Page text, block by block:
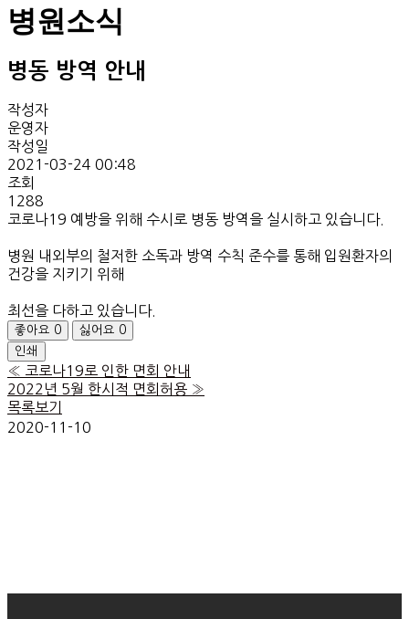
병원소식
병동 방역 안내
작성자
운영자
작성일
2021-03-24 00:48
조회
1288
코로나19 예방을 위해 수시로 병동 방역을 실시하고 있습니다.
병원 내외부의 철저한 소독과 방역 수칙 준수를 통해 입원환자의
건강을 지키기 위해
최선을 다하고 있습니다.
좋아요 0 싫어요 0
인쇄
« 코로나19로 인한 면회 안내
2022년 5월 한시적 면회허용 »
목록보기
2020-11-10